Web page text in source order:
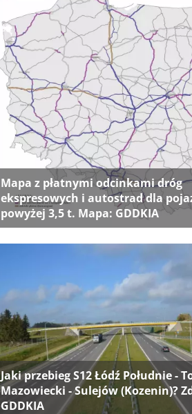
Mapa z płatnymi odcinkami dróg
ekspresowych i autostrad dla
powyżej 3,5 t. Mapa: GDDKIA
Jaki przebieg S12 Łódź Południe -
Mazowiecki - Sulejów (Kozenin)?
GDDKIA